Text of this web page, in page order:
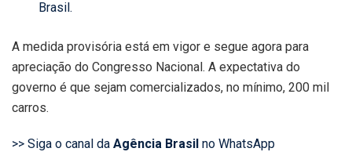
Brasil.
A medida provisória está em vigor e segue agora para
apreciação do Congresso Nacional. A expectativa do
governo é que sejam comercializados, no mínimo, 200 mil
carros.
>> Siga o canal da Agência Brasil no WhatsApp